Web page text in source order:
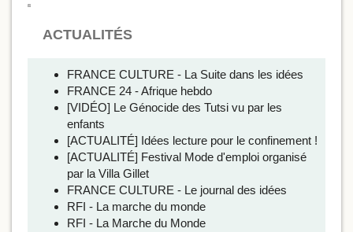
ACTUALITÉS
FRANCE CULTURE - La Suite dans les idées
FRANCE 24 - Afrique hebdo
[VIDÉO] Le Génocide des Tutsi vu par les
enfants
[ACTUALITÉ] Idées lecture pour le confinement !
[ACTUALITÉ] Festival Mode d'emploi organisé
par la Villa Gillet
FRANCE CULTURE - Le journal des idées
RFI - La marche du monde
RFI - La Marche du Monde